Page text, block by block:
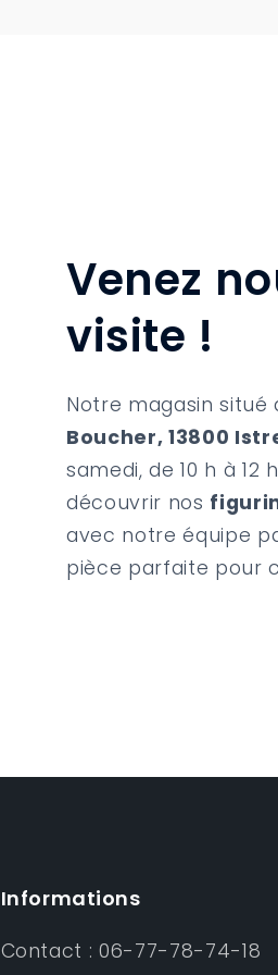
Venez
visite !
Notre magasin situé
Boucher, 13800
samedi, de 10 h à 12
découvrir nos
avec notre équipe
pièce parfaite pour
Informations
Contact : 06-77-78-74-18